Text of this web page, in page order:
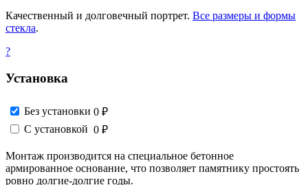
Качественный и долговечный портрет. Все размеры и формы
стекла.
?
Установка
Без установки 0 ₽
С установкой 0 ₽
Монтаж производится на специальное бетонное
армированное основание, что позволяет памятнику простоять
ровно долгие-долгие годы.